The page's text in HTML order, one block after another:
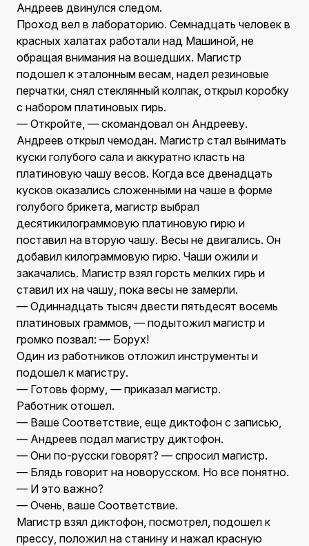
Андреев двинулся следом.
Проход вел в лабораторию. Семнадцать человек в
красных халатах работали над Машиной, не
обращая внимания на вошедших. Магистр
подошел к эталонным весам, надел резиновые
перчатки, снял стеклянный колпак, открыл коробку
с набором платиновых гирь.
— Откройте, — скомандовал он Андрееву.
Андреев открыл чемодан. Магистр стал вынимать
куски голубого сала и аккуратно класть на
платиновую чашу весов. Когда все двенадцать
кусков оказались сложенными на чаше в форме
голубого брикета, магистр выбрал
десятикилограммовую платиновую гирю и
поставил на вторую чашу. Весы не двигались. Он
добавил килограммовую гирю. Чаши ожили и
закачались. Магистр взял горсть мелких гирь и
ставил их на чашу, пока весы не замерли.
— Одиннадцать тысяч двести пятьдесят восемь
платиновых граммов, — подытожил магистр и
громко позвал: — Борух!
Один из работников отложил инструменты и
подошел к магистру.
— Готовь форму, — приказал магистр.
Работник отошел.
— Ваше Соответствие, еще диктофон с записью,
— Андреев подал магистру диктофон.
— Они по-русски говорят? — спросил магистр.
— Блядь говорит на новорусском. Но все понятно.
— И это важно?
— Очень, ваше Соответствие.
Магистр взял диктофон, посмотрел, подошел к
прессу, положил на станину и нажал красную